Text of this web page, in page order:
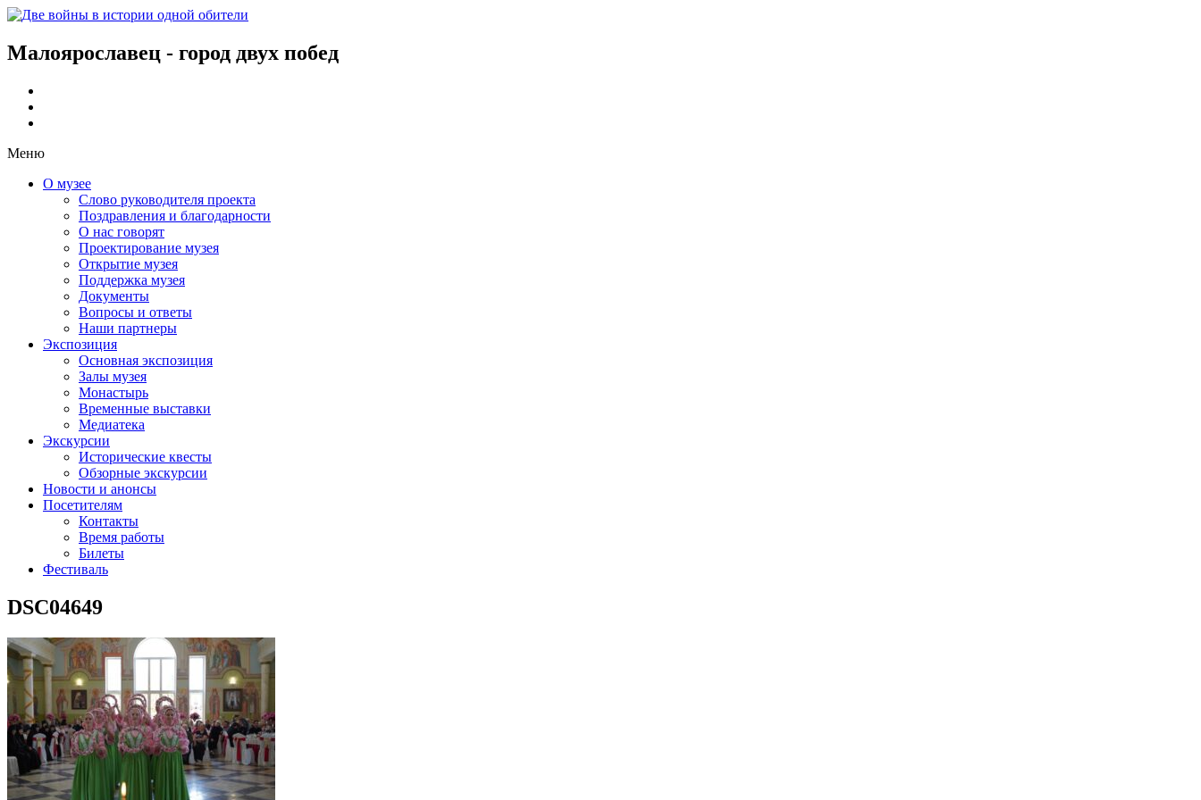
Малоярославец - город двух побед
Меню
О музее
Слово руководителя проекта
Поздравления и благодарности
О нас говорят
Проектирование музея
Открытие музея
Поддержка музея
Документы
Вопросы и ответы
Наши партнеры
Экспозиция
Основная экспозиция
Залы музея
Монастырь
Временные выставки
Медиатека
Экскурсии
Исторические квесты
Обзорные экскурсии
Новости и анонсы
Посетителям
Контакты
Время работы
Билеты
Фестиваль
DSC04649